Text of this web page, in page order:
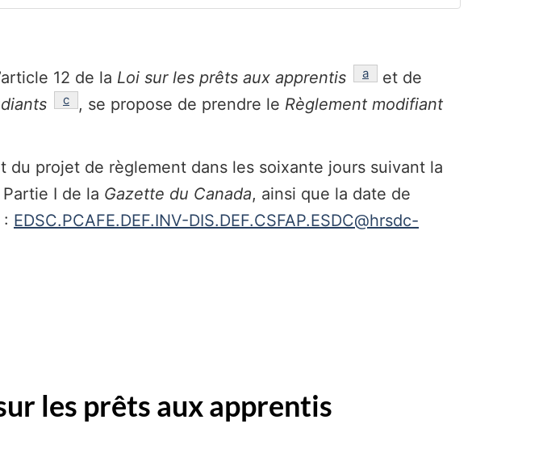
12 de la Loi sur les prêts aux apprentis référence
a
et de
référence
c , se propose de prendre le Règlement modifiant
projet de règlement dans les soixante jours suivant la
I de la Gazette du Canada, ainsi que la date de
EDSC.PCAFE.DEF.INV-DIS.DEF.CSFAP.ESDC@hrsdc-
les prêts aux apprentis